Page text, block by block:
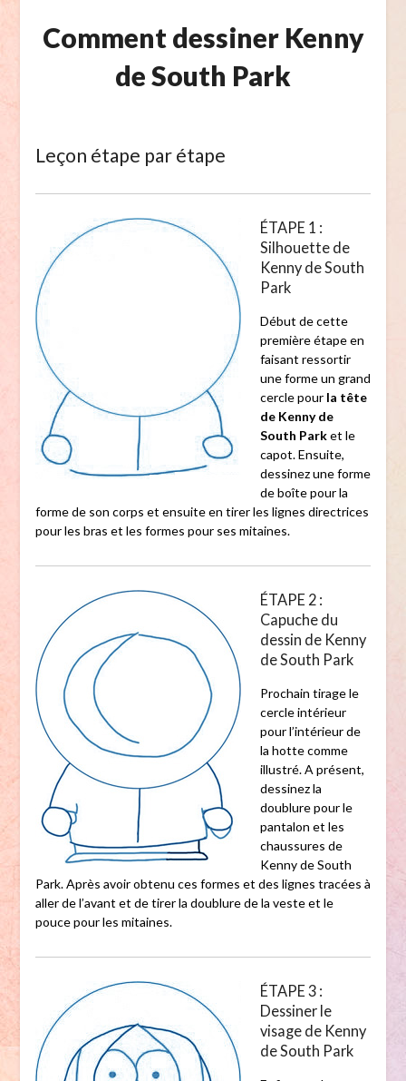
Comment dessiner Kenny
de South Park
Leçon étape par étape
ÉTAPE 1 :
Silhouette de
Kenny de South
Park
Début de cette
première étape en
faisant ressortir
une forme un grand
cercle pour la tête
de Kenny de
South Parket le
capot. Ensuite,
dessinez une forme
de boîte pour la
forme de son corps et ensuite en tirer les lignes directrices
pour les bras et les formes pour ses mitaines.
ÉTAPE 2 :
Capuche du
dessin de Kenny
de South Park
Prochain tirage le
cercle intérieur
pour l’intérieur de
la hotte comme
illustré. A présent,
dessinez la
doublure pour le
pantalon et les
chaussures de
Kenny de South
Park. Après avoir obtenu ces formes et des lignes tracées à
aller de l’avant et de tirer la doublure de la veste et le
pouce pour les mitaines.
ÉTAPE 3 :
Dessiner le
visage de Kenny
de South Park